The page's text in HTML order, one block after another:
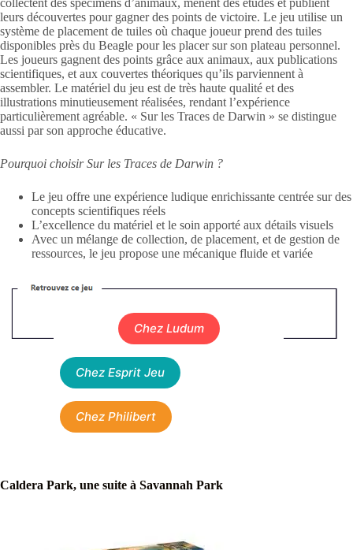
collectent des spécimens d’animaux, mènent des études et publient
leurs découvertes pour gagner des points de victoire. Le jeu utilise un
système de placement de tuiles où chaque joueur prend des tuiles
disponibles près du Beagle pour les placer sur son plateau personnel.
Les joueurs gagnent des points grâce aux animaux, aux publications
scientifiques, et aux couvertes théoriques qu’ils parviennent à
assembler. Le matériel du jeu est de très haute qualité et des
illustrations minutieusement réalisées, rendant l’expérience
particulièrement agréable. « Sur les Traces de Darwin » se distingue
aussi par son approche éducative.
Pourquoi choisir Sur les Traces de Darwin ?
Le jeu offre une expérience ludique enrichissante centrée sur des
concepts scientifiques réels
L’excellence du matériel et le soin apporté aux détails visuels
Avec un mélange de collection, de placement, et de gestion de
ressources, le jeu propose une mécanique fluide et variée
Chez Ludum
Chez Esprit Jeu
Chez Philibert
Caldera Park, une suite à Savannah Park